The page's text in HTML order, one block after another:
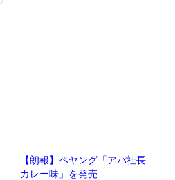
【朗報】ペヤング「アパ社長
カレー味」を発売